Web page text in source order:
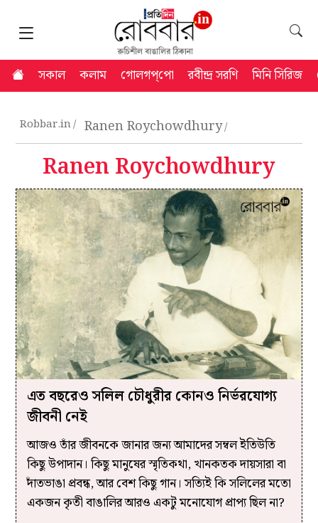
সকাল কলাম গোলগপ্‌পো রবীন্দ্র সরণি মিনি সিরিজ
Robbar.in Ranen Roychowdhury
Ranen Roychowdhury
এত বছরেও সলিল চৌধুরীর কোনও নির্ভরযোগ্য
জীবনী নেই
আজও তাঁর জীবনকে জানার জন্য আমাদের সম্বল ইতিউতি
কিছু উপাদান। কিছু মানুষের স্মৃতিকথা, খানকতক দায়সারা বা
দাঁতভাঙা প্রবন্ধ, আর বেশ কিছু গান। সত্যিই কি সলিলের মতো
একজন কৃতী বাঙালির আরও একটু মনোযোগ প্রাপ্য ছিল না?